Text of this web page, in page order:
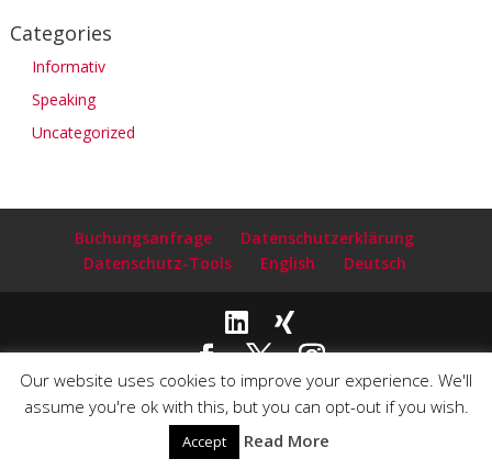
Categories
Informativ
Speaking
Uncategorized
Buchungsanfrage
Datenschutzerklärung
Datenschutz-Tools
English Deutsch
Copyright© 2020-2024 Claudia Clark ~ Author and Speaker |
Email:info@claudiaclarkauthor.com| Webdesign by
PlanetLink.com
Our website uses cookies to improve your experience. We'll
assume you're ok with this, but you can opt-out if you wish.
Accept Read More